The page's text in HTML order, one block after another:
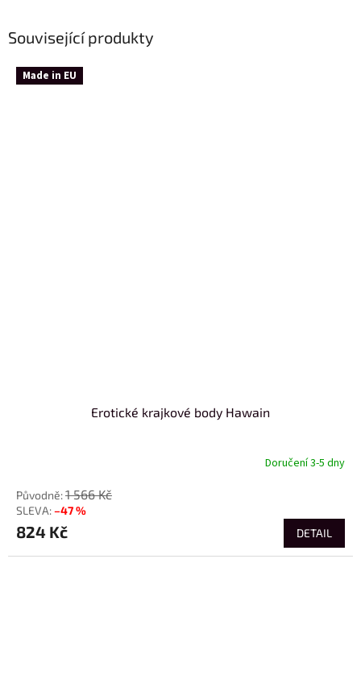
Související produkty
Made in EU
Erotické krajkové body Hawain
Doručení 3-5 dny
1 566 Kč
–47 %
824 Kč DETAIL